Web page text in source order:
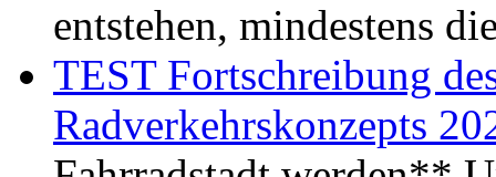
entstehen, mindestens
TEST Fortschreibung
Radverkehrskonzepts